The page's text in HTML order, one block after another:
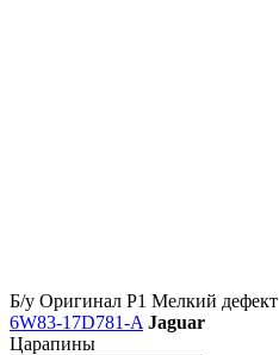
Б/у Оригинал Р1 Мелкий дефект
6W83-17D781-A Jaguar
Царапины